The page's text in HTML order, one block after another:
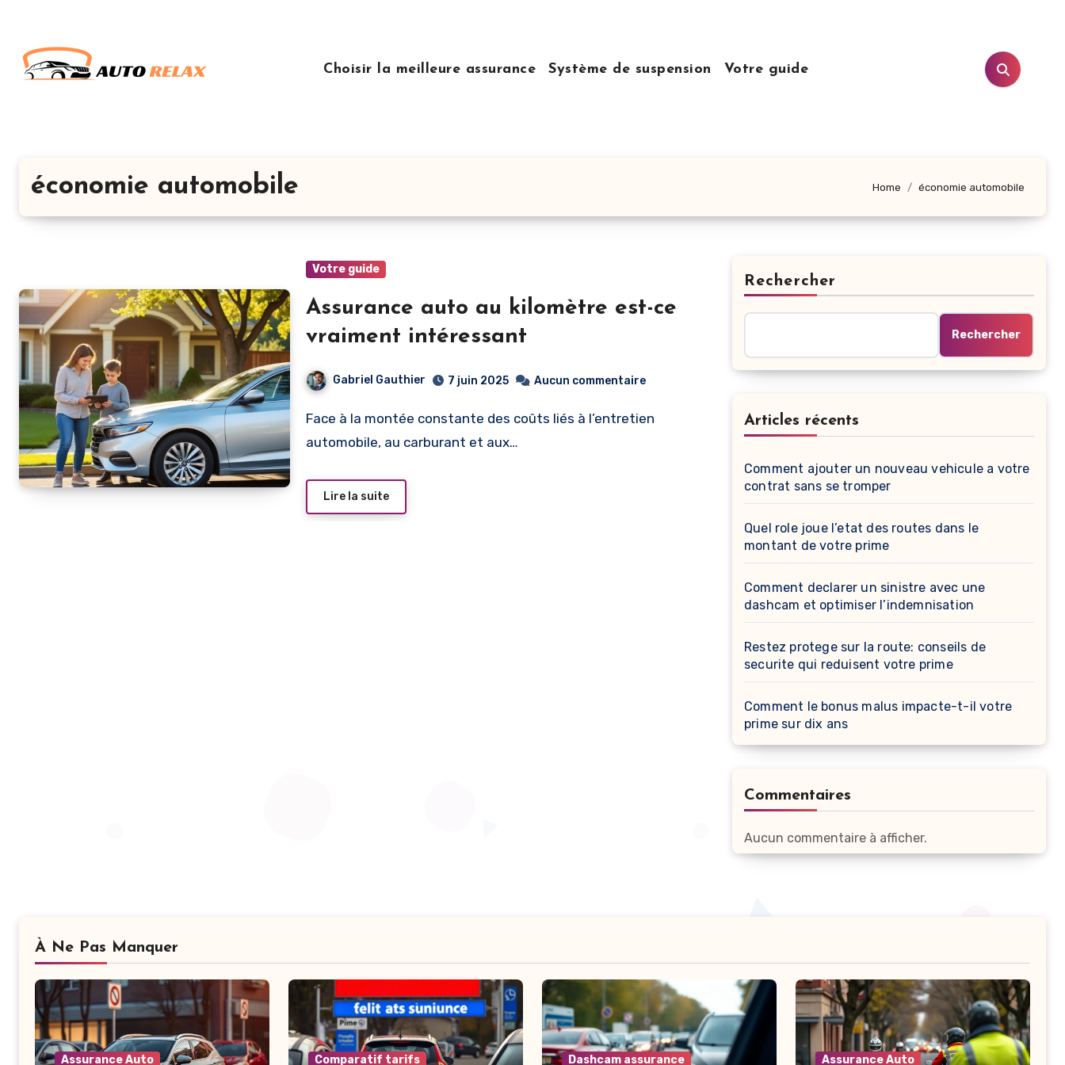
contenu
principal
Choisir la meilleure assurance Système de suspension Votre guide
économie automobile Home économie automobile
Votre guide
Assurance auto au kilomètre est-ce
vraiment intéressant
Gabriel Gauthier 7 juin 2025 Aucun commentaire
Face à la montée constante des coûts liés à l’entretien
automobile, au carburant et aux…
Lire la suite
Rechercher
Rechercher
Articles récents
Comment ajouter un nouveau vehicule a votre
contrat sans se tromper
Quel role joue l’etat des routes dans le
montant de votre prime
Comment declarer un sinistre avec une
dashcam et optimiser l’indemnisation
Restez protege sur la route: conseils de
securite qui reduisent votre prime
Comment le bonus malus impacte-t-il votre
prime sur dix ans
Commentaires
Aucun commentaire à afficher.
À Ne Pas Manquer
Assurance Auto Comparatif tarifs Dashcam assurance Assurance Auto